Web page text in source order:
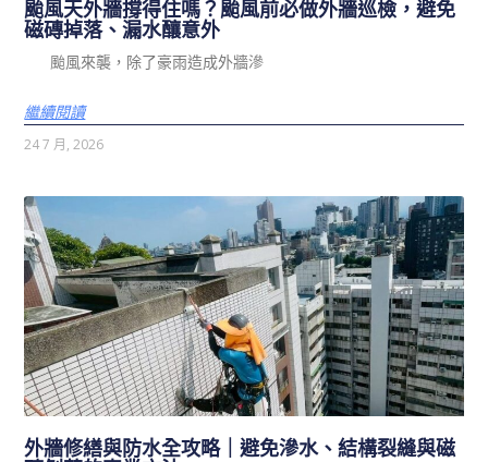
颱風天外牆撐得住嗎？颱風前必做外牆巡檢，避免
磁磚掉落、漏水釀意外
颱風來襲，除了豪雨造成外牆滲
繼續閱讀
24 7 月, 2026
外牆修繕與防水全攻略｜避免滲水、結構裂縫與磁